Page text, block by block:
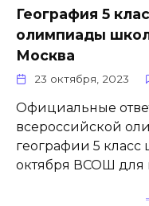
География 5
олимпиады
Москва
23 октября, 2023
Официальные
всероссийской
географии 5 класс
октября ВСОШ